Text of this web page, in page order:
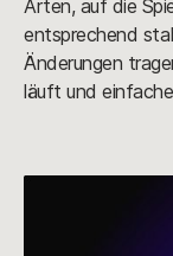
Arten, auf die
entsprechend
Änderungen
läuft und